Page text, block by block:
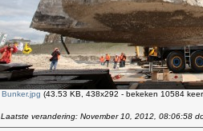
Bunker.jpg (43.53 KB, 438x292 - bekeken 10584
Laatste verandering: November 10, 2012, 08:06:58